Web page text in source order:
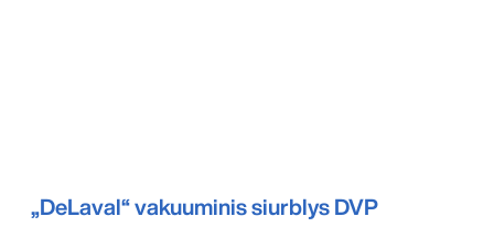
„DeLaval“ vakuuminis siurblys DVP